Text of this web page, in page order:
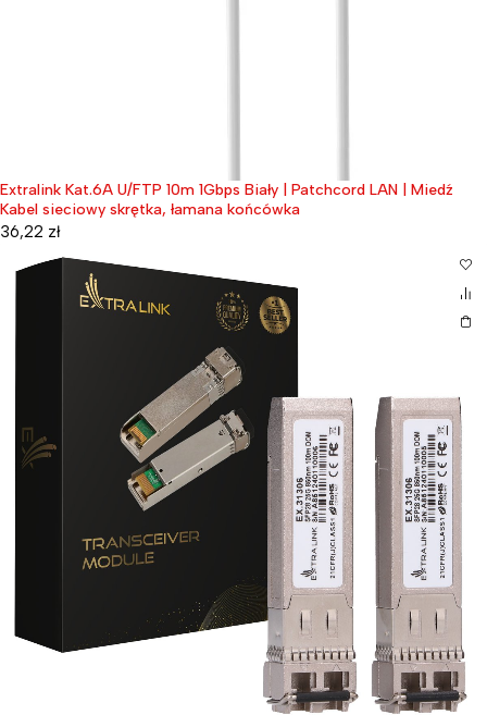
Extralink Kat.6A U/FTP 10m 1Gbps Biały | Patchcord LAN | Miedź
Kabel sieciowy skrętka, łamana końcówka
36,22 zł